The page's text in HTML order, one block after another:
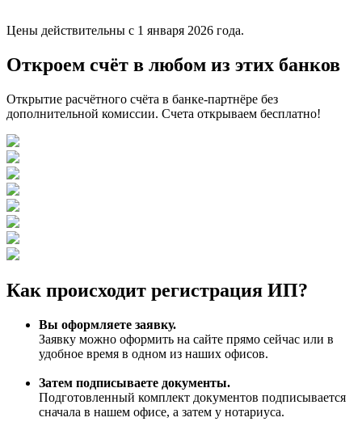
Цены действительны с 1 января 2026 года.
Откроем счёт в любом из этих банков
Открытие расчётного счёта в банке-партнёре без
дополнительной комиссии. Счета открываем бесплатно!
Как происходит регистрация ИП?
Вы оформляете заявку.
Заявку можно оформить на сайте прямо сейчас или в
удобное время в одном из наших офисов.
Затем подписываете документы.
Подготовленный комплект документов подписывается
сначала в нашем офисе, а затем у нотариуса.